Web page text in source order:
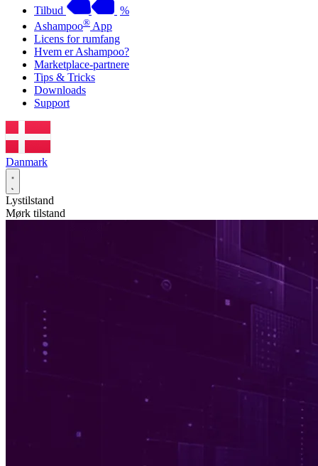
Tilbud
%
Ashampoo® App
Licens for rumfang
Hvem er Ashampoo?
Marketplace-partnere
Tips & Tricks
Downloads
Support
Danmark
Lystilstand
Mørk tilstand